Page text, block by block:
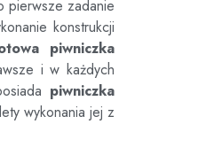
zadanie
konstrukcji
piwniczka
i w każdych
piwniczka
wykonania jej z